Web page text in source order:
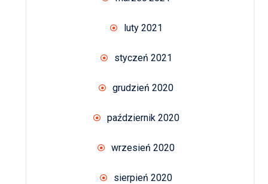
luty 2021
styczeń 2021
grudzień 2020
październik 2020
wrzesień 2020
sierpień 2020